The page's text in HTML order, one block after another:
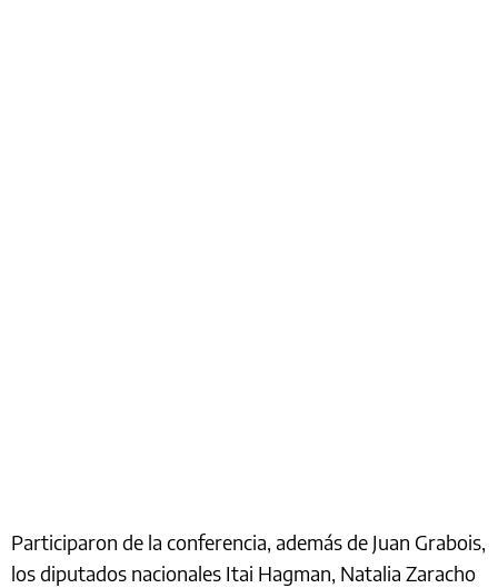
Participaron de la conferencia, además de Juan Grabois,
los diputados nacionales Itai Hagman, Natalia Zaracho